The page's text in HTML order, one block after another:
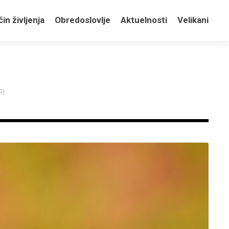
življenja Obredoslovlje Aktuelnosti Velikani